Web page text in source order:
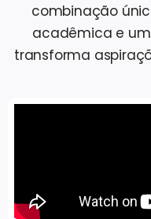
combinação
acadêmica e
transforma